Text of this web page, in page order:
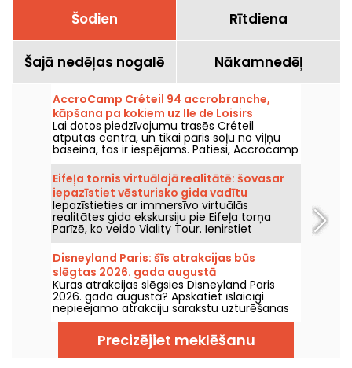
Šodien Rītdiena
Šajā nedēļas nogalē Nākamnedēļ
AccroCamp Créteil 94 accrobranche,
kāpšana pa kokiem uz Ile de Loisirs
Lai dotos piedzīvojumu trasēs Créteil
atpūtas centrā, un tikai pāris soļu no viļņu
baseina, tas ir iespējams. Patiesi, Accrocamp
piedāvā jums piedzīvojumu maršrutu, kas
pārsteigs visus mazākos un lielākos
piedzīvojumu meklētājus. Vai nu esat lielās
tirolīnes cienītājs vai drošā trampīna režīmā,
šeit ir skaista dabas vidē esoša struktūra, kas
tevi priecēs. Paredzēts atsākt darbību sākot
ar 2026. gada sākumu pēc ziemas slēguma.
Eifeļa tornis virtuālajā realitātē: šovasar
iepazīstiet vēsturisko gida vadītu
ekskursiju ar Viality Tour
Iepazīstieties ar immersīvo virtuālās
realitātes gida ekskursiju pie Eifeļa torņa
Parīzē, ko veido Viality Tour. Ienirstiet
Champs-de-Marsa sirdī un piedzīvojiet torņa
būvniecību, kā arī tā atklāšanu 1889. gadā.
Jauna versija, kas ir uzticamāka nekā jebkad
agrāk, iznāca 2026. gada 31. marta. Šim
notikumam ir pieejams promo kods! Un, lai
tiktu galā ar karstumu, visas viņu ekskursijas
tiek vadītas ēnā.
Disneyland Paris: šīs atrakcijas būs
slēgtas 2026. gada augustā
Kuras atrakcijas slēgsies Disneyland Paris
2026. gada augustā? Apskatiet īslaicīgi
nepieejamo atrakciju sarakstu uzturēšanas
vai renovācijas dēļ, lai plānotu savus
apmeklējumus Disney parkiem.
Precizējiet meklēšanu